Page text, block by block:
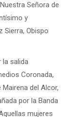
Señora de
y
Sierra, Obispo
la salida
Coronada,
del Alcor,
por la Banda
mujeres